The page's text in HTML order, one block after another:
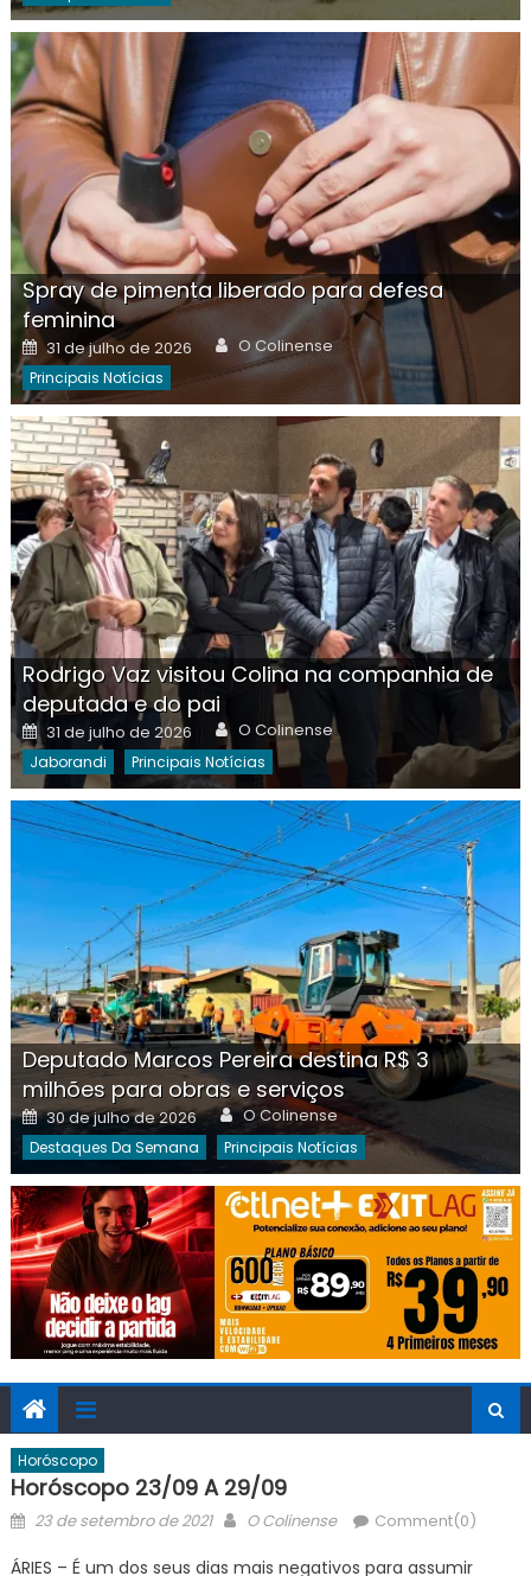
Spray de pimenta liberado para defesa
feminina
Posted
on
31 de julho de 2026 Author
O Colinense
Principais Notícias
Rodrigo Vaz visitou Colina na companhia de
deputada e do pai
Posted
on
31 de julho de 2026 Author
O Colinense
Jaborandi Principais Notícias
Deputado Marcos Pereira destina R$ 3
milhões para obras e serviços
Posted
on
30 de julho de 2026 Author
O Colinense
Destaques Da Semana Principais Notícias
Horóscopo
Horóscopo 23/09 A 29/09
Posted
23 de setembro de 2021 Author
O Colinense Comment(0)
ÁRIES – É um dos seus dias mais negativos para assumir